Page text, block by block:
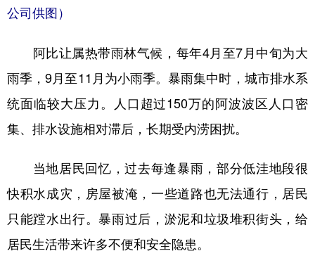
公司供图）
阿比让属热带雨林气候，每年4月至7月中旬为大
雨季，9月至11月为小雨季。暴雨集中时，城市排水系
统面临较大压力。人口超过150万的阿波波区人口密
集、排水设施相对滞后，长期受内涝困扰。
当地居民回忆，过去每逢暴雨，部分低洼地段很
快积水成灾，房屋被淹，一些道路也无法通行，居民
只能蹚水出行。暴雨过后，淤泥和垃圾堆积街头，给
居民生活带来许多不便和安全隐患。